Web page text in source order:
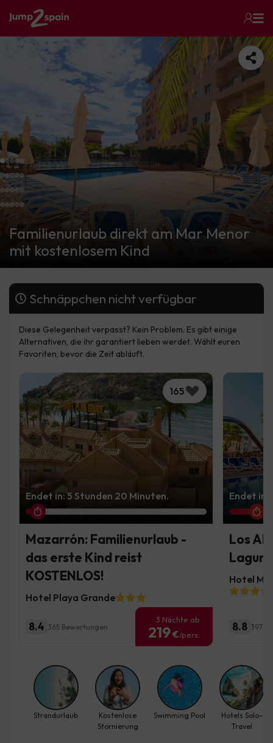
Familienurlaub direkt am Mar Menor
mit kostenlosem Kind
Schnäppchen nicht verfügbar
Diese Gelegenheit verpasst? Kein Problem. Es gibt einige
Alternativen, die ihr garantiert lieben werdet. Wählt euren
Favoriten, bevor die Zeit abläuft.
165
Endet in: 5 Stunden 20 Minuten.
Mazarrón: Familienurlaub -
das erste Kind reist
KOSTENLOS!
Hotel Playa Grande
8.4 365 Bewertungen
3 Nächte ab
219€/pers.
Endet in:
Los
Hotel
8.8 3974
Strandurlaub
Kostenlose
Stornierung
Swimming Pool
Hotels Solo-
Travel